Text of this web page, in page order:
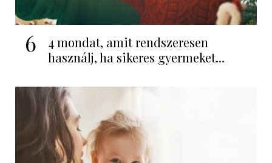
6
4 mondat, amit rendszeresen
használj, ha sikeres gyermeket...